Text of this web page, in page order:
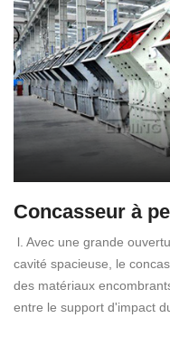
Concasseur à
l. Avec une grande
cavité spacieuse, le
des matériaux
entre le support d'impact